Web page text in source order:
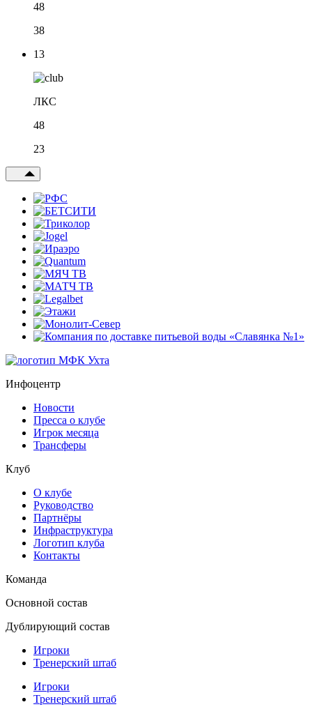
48
38
13
ЛКС
48
23
Инфоцентр
Новости
Пресса о клубе
Игрок месяца
Трансферы
Клуб
О клубе
Руководство
Партнёры
Инфраструктура
Логотип клуба
Контакты
Команда
Основной состав
Дублирующий состав
Игроки
Тренерский штаб
Игроки
Тренерский штаб